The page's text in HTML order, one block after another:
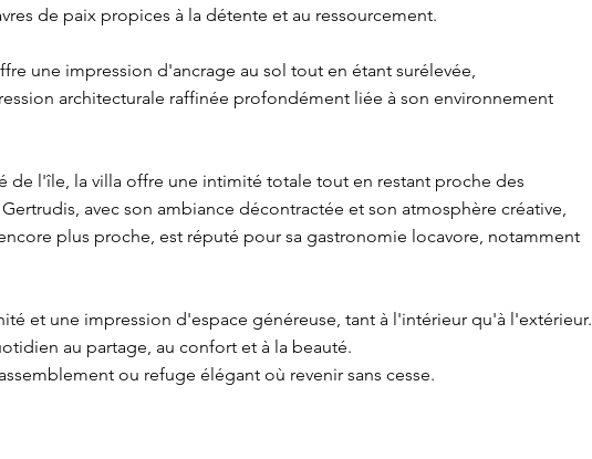
de paix propices à la détente et au ressourcement.
une impression d'ancrage au sol tout en étant surélevée,
architecturale raffinée profondément liée à son environnement
de l'île, la villa offre une intimité totale tout en restant proche des
avec son ambiance décontractée et son atmosphère créative,
plus proche, est réputé pour sa gastronomie locavore, notamment
et une impression d'espace généreuse, tant à l'intérieur qu'à l'extérieur.
au partage, au confort et à la beauté.
ou refuge élégant où revenir sans cesse.